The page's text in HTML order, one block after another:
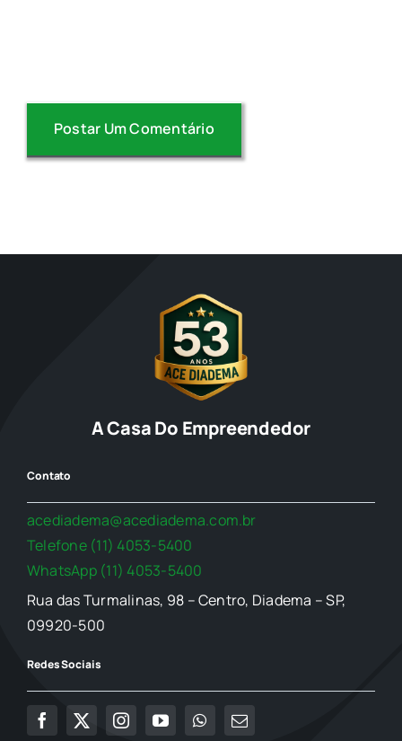
A Casa Do Empreendedor
Contato
acediadema@acediadema.com.br
Telefone (11) 4053-5400
WhatsApp (11) 4053-5400
Rua das Turmalinas, 98 – Centro, Diadema – SP,
09920-500
Redes Sociais